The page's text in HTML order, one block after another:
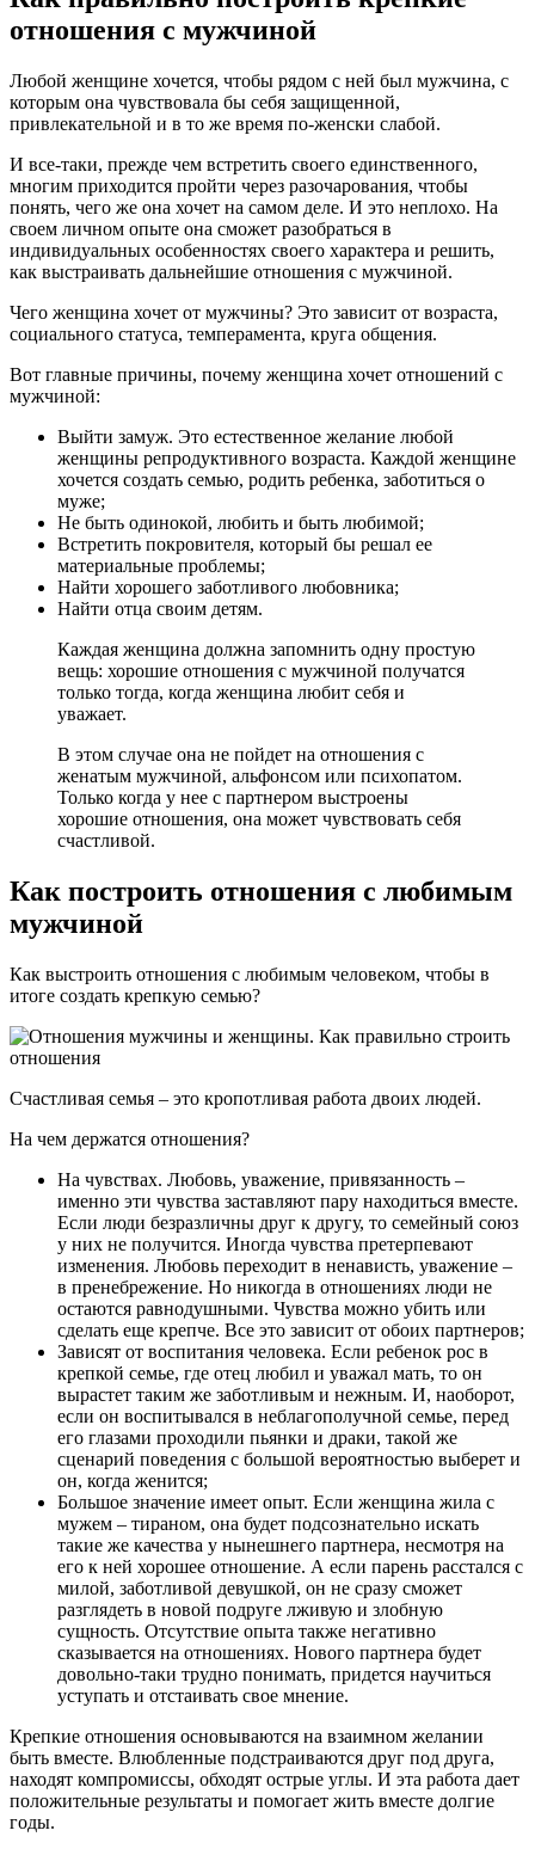
отношения с мужчиной
Любой женщине хочется, чтобы рядом с ней был мужчина, с
которым она чувствовала бы себя защищенной,
привлекательной и в то же время по-женски слабой.
И все-таки, прежде чем встретить своего единственного,
многим приходится пройти через разочарования, чтобы
понять, чего же она хочет на самом деле. И это неплохо. На
своем личном опыте она сможет разобраться в
индивидуальных особенностях своего характера и решить,
как выстраивать дальнейшие отношения с мужчиной.
Чего женщина хочет от мужчины? Это зависит от возраста,
социального статуса, темперамента, круга общения.
Вот главные причины, почему женщина хочет отношений с
мужчиной:
Выйти замуж. Это естественное желание любой
женщины репродуктивного возраста. Каждой женщине
хочется создать семью, родить ребенка, заботиться о
муже;
Не быть одинокой, любить и быть любимой;
Встретить покровителя, который бы решал ее
материальные проблемы;
Найти хорошего заботливого любовника;
Найти отца своим детям.
Каждая женщина должна запомнить одну простую
вещь: хорошие отношения с мужчиной получатся
только тогда, когда женщина любит себя и
уважает.
В этом случае она не пойдет на отношения с
женатым мужчиной, альфонсом или психопатом.
Только когда у нее с партнером выстроены
хорошие отношения, она может чувствовать себя
счастливой.
Как построить отношения с любимым
мужчиной
Как выстроить отношения с любимым человеком, чтобы в
итоге создать крепкую семью?
Счастливая семья – это кропотливая работа двоих людей.
На чем держатся отношения?
На чувствах. Любовь, уважение, привязанность –
именно эти чувства заставляют пару находиться вместе.
Если люди безразличны друг к другу, то семейный союз
у них не получится. Иногда чувства претерпевают
изменения. Любовь переходит в ненависть, уважение –
в пренебрежение. Но никогда в отношениях люди не
остаются равнодушными. Чувства можно убить или
сделать еще крепче. Все это зависит от обоих партнеров;
Зависят от воспитания человека. Если ребенок рос в
крепкой семье, где отец любил и уважал мать, то он
вырастет таким же заботливым и нежным. И, наоборот,
если он воспитывался в неблагополучной семье, перед
его глазами проходили пьянки и драки, такой же
сценарий поведения с большой вероятностью выберет и
он, когда женится;
Большое значение имеет опыт. Если женщина жила с
мужем – тираном, она будет подсознательно искать
такие же качества у нынешнего партнера, несмотря на
его к ней хорошее отношение. А если парень расстался с
милой, заботливой девушкой, он не сразу сможет
разглядеть в новой подруге лживую и злобную
сущность. Отсутствие опыта также негативно
сказывается на отношениях. Нового партнера будет
довольно-таки трудно понимать, придется научиться
уступать и отстаивать свое мнение.
Крепкие отношения основываются на взаимном желании
быть вместе. Влюбленные подстраиваются друг под друга,
находят компромиссы, обходят острые углы. И эта работа дает
положительные результаты и помогает жить вместе долгие
годы.